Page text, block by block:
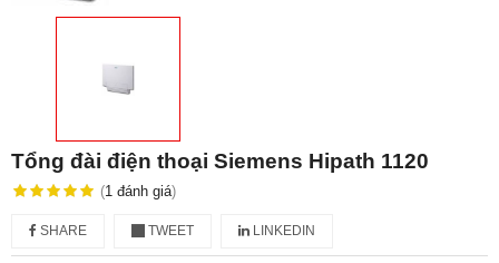
Tổng đài điện thoại Siemens Hipath 1120
(1 đánh giá)
SHARE TWEET LINKEDIN